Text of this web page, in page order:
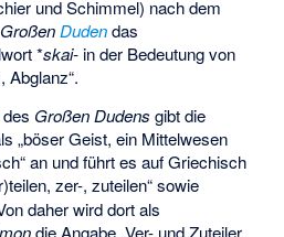
und Schimmel) nach dem
GroßenDudendas
*skai- in der Bedeutung von
Abglanz“.
des Großen Dudens gibt die
„böser Geist, ein Mittelwesen
an und führt es auf Griechisch
zer-, zuteilen“ sowie
daher wird dort als
die Angabe „Ver- und Zuteiler